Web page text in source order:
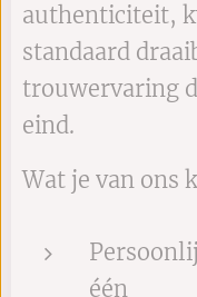
authenticiteit,
standaard
trouwervaring
eind.
Wat je van ons
één